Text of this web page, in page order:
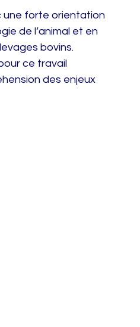
une forte orientation
de l’animal et en
bovins.
ce travail
des enjeux